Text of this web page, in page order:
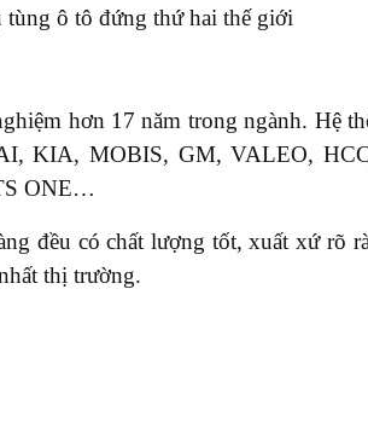
ô tô đứng thứ hai thế giới
hơn 17 năm trong ngành. Hệ
KIA, MOBIS, GM, VALEO,
ONE…
đều có chất lượng tốt, xuất xứ rõ
thị trường.